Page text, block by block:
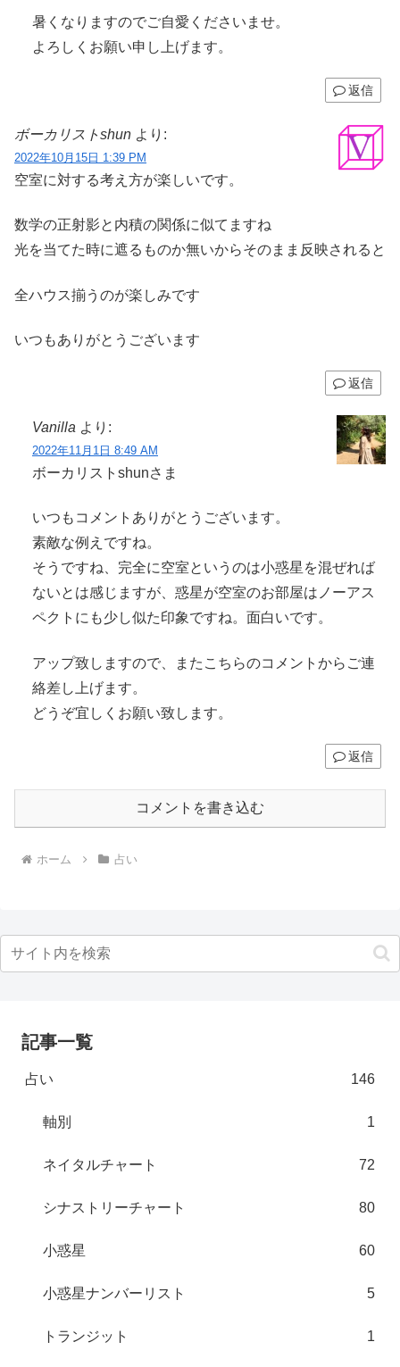
暑くなりますのでご自愛くださいませ。
よろしくお願い申し上げます。
返信
ボーカリストshun より:
2022年10月15日 1:39 PM
空室に対する考え方が楽しいです。
数学の正射影と内積の関係に似てますね
光を当てた時に遮るものか無いからそのまま反映されると
全ハウス揃うのが楽しみです
いつもありがとうございます
返信
Vanilla より:
2022年11月1日 8:49 AM
ボーカリストshunさま
いつもコメントありがとうございます。
素敵な例えですね。
そうですね、完全に空室というのは小惑星を混ぜれば
ないとは感じますが、惑星が空室のお部屋はノーアス
ペクトにも少し似た印象ですね。面白いです。
アップ致しますので、またこちらのコメントからご連
絡差し上げます。
どうぞ宜しくお願い致します。
返信
コメントを書き込む
ホーム 占い
記事一覧
占い 146
軸別 1
ネイタルチャート 72
シナストリーチャート 80
小惑星 60
小惑星ナンバーリスト 5
トランジット 1